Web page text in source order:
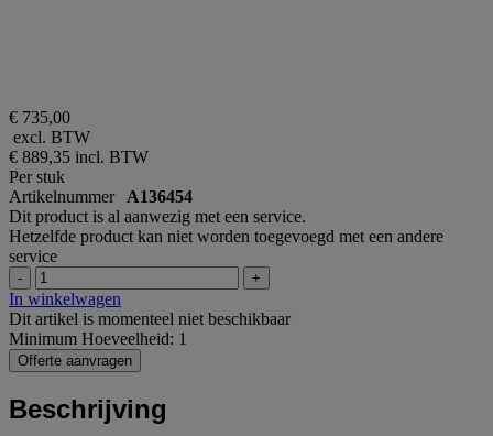
€ 735,00
excl. BTW
€ 889,35 incl. BTW
Per stuk
Artikelnummer A136454
Dit product is al aanwezig met een service.
Hetzelfde product kan niet worden toegevoegd met een andere
service
- +
In winkelwagen
Dit artikel is momenteel niet beschikbaar
Minimum Hoeveelheid: 1
Offerte aanvragen
Beschrijving